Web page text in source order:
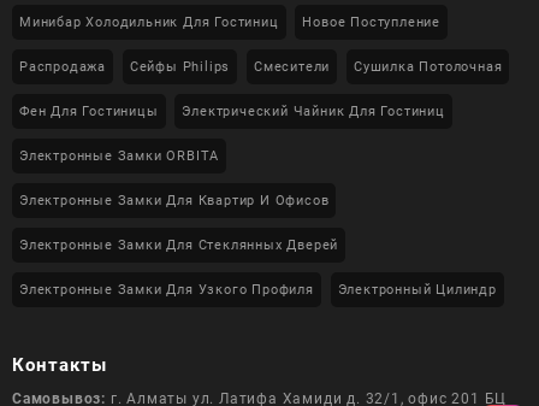
Минибар Холодильник Для Гостиниц Новое Поступление
Распродажа Сейфы Philips Смесители Сушилка Потолочная
Фен Для Гостиницы Электрический Чайник Для Гостиниц
Электронные Замки ORBITA
Электронные Замки Для Квартир И Офисов
Электронные Замки Для Стеклянных Дверей
Электронные Замки Для Узкого Профиля Электронный Цилиндр
Контакты
Самовывоз: г. Алматы ул. Латифа Хамиди д. 32/1, офис 201 БЦ